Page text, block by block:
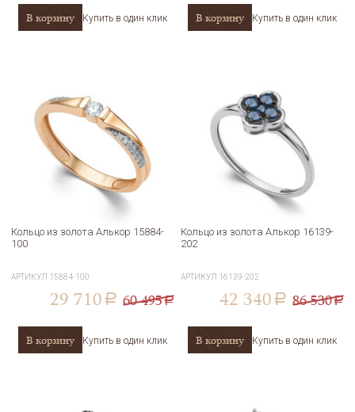
В корзину Купить в один клик В корзину Купить в один клик
Кольцо из золота Алькор 15884-
100
АРТИКУЛ 15884-100
29 710 a 60 495a
В корзину Купить в один клик
Кольцо из золота Алькор 16139-
202
АРТИКУЛ 16139-202
42 340 a 86 530a
В корзину Купить в один клик